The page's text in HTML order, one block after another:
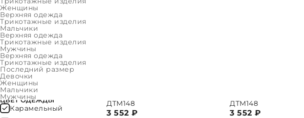
Женщины
Верхняя одежда
Трикотажные изделия
Мальчики
Верхняя одежда
Трикотажные изделия
Мужчины
Верхняя одежда
Трикотажные изделия
Последний размер
Девочки
Женщины
Мальчики
Мужчины
ОЧИСТИТЬ
ЦЕНА
ЦВЕТ ОДЕЖДЫ
Карамельный
ВЫБРАТЬ ПАРАМЕТРЫ
ДТМ148
3 552 ₽
ДТМ148
3 552 ₽